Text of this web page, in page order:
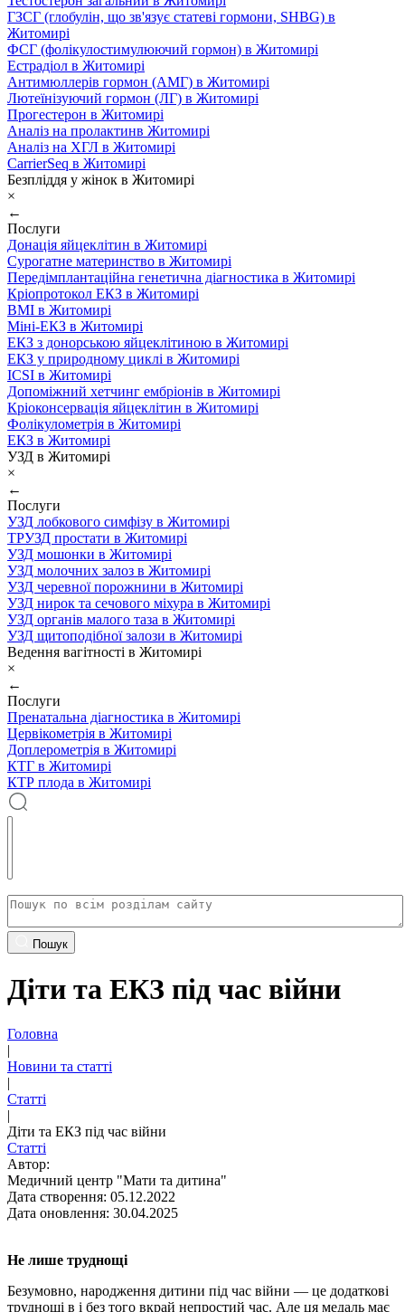
ГЗСГ (глобулін, що зв'язує статеві гормони, SHBG) в
Житомирі
ФСГ (фолікулостимулюючий гормон) в Житомирі
Естрадіол в Житомирі
Антимюллерів гормон (АМГ) в Житомирі
Лютеїнізуючий гормон (ЛГ) в Житомирі
Прогестерон в Житомирі
Аналіз на пролактинв Житомирі
Аналіз на ХГЛ в Житомирі
CarrierSeq в Житомирі
Безпліддя у жінок в Житомирі
×
←
Послуги
Донація яйцеклітин в Житомирі
Сурогатне материнство в Житомирі
Передімплантаційна генетична діагностика в Житомирі
Кріопротокол ЕКЗ в Житомирі
ВМІ в Житомирі
Міні-ЕКЗ в Житомирі
ЕКЗ з донорською яйцеклітиною в Житомирі
ЕКЗ у природному циклі в Житомирі
ICSI в Житомирі
Допоміжний хетчинг ембріонів в Житомирі
Кріоконсервація яйцеклітин в Житомирі
Фолікулометрія в Житомирі
ЕКЗ в Житомирі
УЗД в Житомирі
×
←
Послуги
УЗД лобкового симфізу в Житомирі
ТРУЗД простати в Житомирі
УЗД мошонки в Житомирі
УЗД молочних залоз в Житомирі
УЗД черевної порожнини в Житомирі
УЗД нирок та сечового міхура в Житомирі
УЗД органів малого таза в Житомирі
УЗД щитоподібної залози в Житомирі
Ведення вагітності в Житомирі
×
←
Послуги
Пренатальна діагностика в Житомирі
Цервікометрія в Житомирі
Доплерометрія в Житомирі
КТГ в Житомирі
КТР плода в Житомирі
Пошук
Діти та ЕКЗ під час війни
Головна
|
Новини та статті
|
Статті
|
Діти та ЕКЗ під час війни
Статті
Автор:
Медичний центр "Мати та дитина"
Дата створення: 05.12.2022
Дата оновлення: 30.04.2025
Не лише труднощі
Безумовно, народження дитини під час війни — це додаткові
труднощі в і без того вкрай непростий час. Але ця медаль має